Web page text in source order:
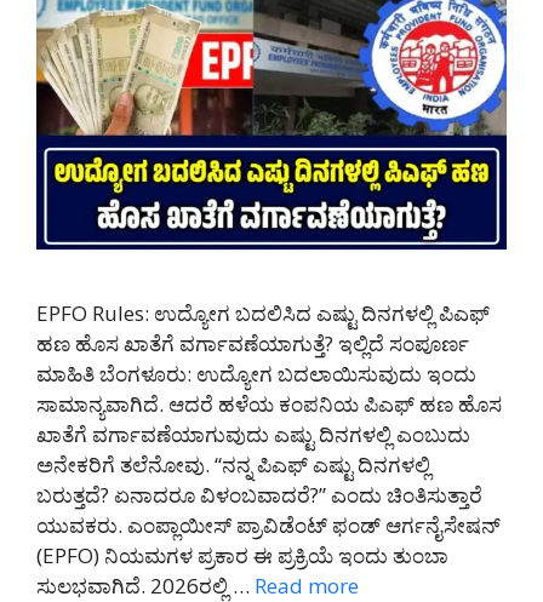
EPFO Rules: ಉದ್ಯೋಗ ಬದಲಿಸಿದ ಎಷ್ಟು ದಿನಗಳಲ್ಲಿ ಪಿಎಫ್
ಹಣ ಹೊಸ ಖಾತೆಗೆ ವರ್ಗಾವಣೆಯಾಗುತ್ತೆ? ಇಲ್ಲಿದೆ ಸಂಪೂರ್ಣ
ಮಾಹಿತಿ ಬೆಂಗಳೂರು: ಉದ್ಯೋಗ ಬದಲಾಯಿಸುವುದು ಇಂದು
ಸಾಮಾನ್ಯವಾಗಿದೆ. ಆದರೆ ಹಳೆಯ ಕಂಪನಿಯ ಪಿಎಫ್ ಹಣ ಹೊಸ
ಖಾತೆಗೆ ವರ್ಗಾವಣೆಯಾಗುವುದು ಎಷ್ಟು ದಿನಗಳಲ್ಲಿ ಎಂಬುದು
ಅನೇಕರಿಗೆ ತಲೆನೋವು. “ನನ್ನ ಪಿಎಫ್ ಎಷ್ಟು ದಿನಗಳಲ್ಲಿ
ಬರುತ್ತದೆ? ಏನಾದರೂ ವಿಳಂಬವಾದರೆ?” ಎಂದು ಚಿಂತಿಸುತ್ತಾರೆ
ಯುವಕರು. ಎಂಪ್ಲಾಯೀಸ್ ಪ್ರಾವಿಡೆಂಟ್ ಫಂಡ್ ಆರ್ಗನೈಸೇಷನ್
(EPFO) ನಿಯಮಗಳ ಪ್ರಕಾರ ಈ ಪ್ರಕ್ರಿಯೆ ಇಂದು ತುಂಬಾ
ಸುಲಭವಾಗಿದೆ. 2026ರಲ್ಲಿ … Read more